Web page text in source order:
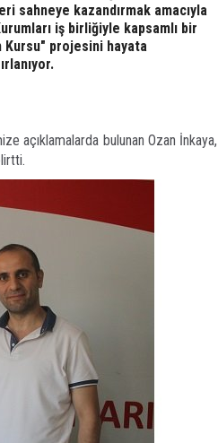
sahneye kazandırmak amacıyla
iş birliğiyle kapsamlı bir
projesini hayata
açıklamalarda bulunan Ozan İnkaya,